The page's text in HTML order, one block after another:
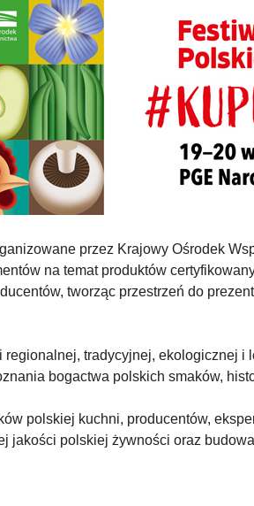
przez Krajowy Ośrodek
na temat produktów
tworząc przestrzeń do
tradycyjnej, ekologicznej i
bogactwa polskich smaków,
polskiej kuchni, producentów,
jakości polskiej żywności oraz